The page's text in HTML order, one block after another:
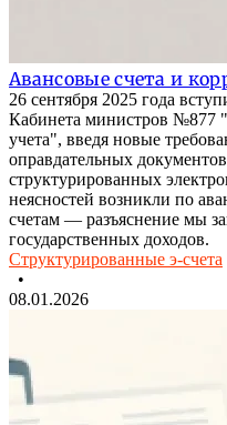
Авансовые счета и
26 сентября 2025 года
Кабинета министров №877
учета", введя новые
оправдательных
структурированных
неясностей возникли по
счетам — разъяснение мы
государственных доходов.
Структурированные э-счета
•
08.01.2026